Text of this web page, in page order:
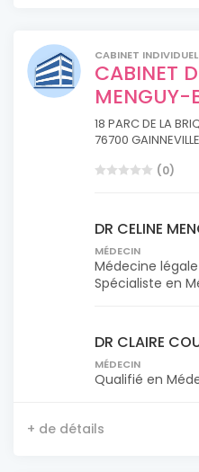
CABINET INDIVIDUEL
CABINET
MENGUY-
18 PARC DE LA
76700 GAINNEVILLE
(0)
DR CELINE
MÉDECIN
Médecine légale
Spécialiste en
DR CLAIRE
MÉDECIN
Qualifié en
+ de détails